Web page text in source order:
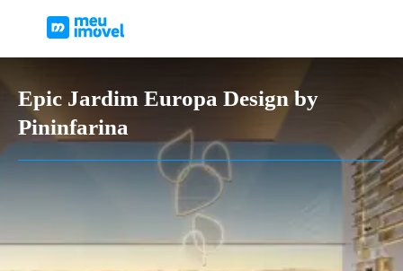
Epic Jardim Europa Design by
Pininfarina